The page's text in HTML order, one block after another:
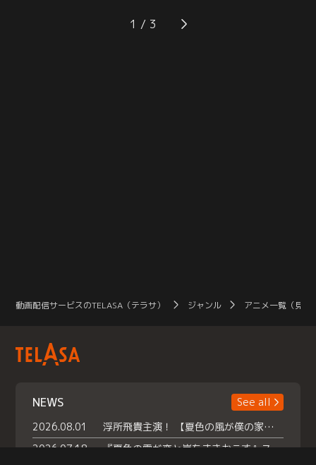
の協力の元、盾に取られたヒナタを
奪還し、辛くも戦闘から離脱するこ
御不能となる三尾を力づくで押さえ
つける紅蓮。紅蓮に危機が迫った
1
動画配信サービスのTELASA（テラサ） ジャンル アニメ一覧（見放
NEWS
See all
2026.08.01
浮所飛貴主演！ 【夏色の風が僕の家にやってきた】 本日よりテラサで独占配信スタート！
2026.07.18
『夏色の雲が恋と嵐をまきおこす』スペシャルメイキング 【Part1】2026年７月18日（土）23時30分～配信スタート！話題のシーンの裏側を大公開！豪華キャスト大集合！ 『武宮家 真夏の家族会議』開催！